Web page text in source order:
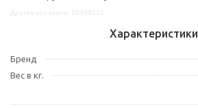
Характеристики
Бренд
Вес в кг.